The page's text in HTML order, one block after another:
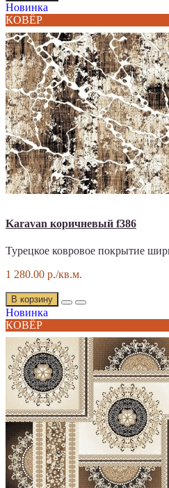
Новинка
КОВЁР
Karavan коричневый f386
Турецкое ковровое покрытие
1 280.00 р./кв.м.
В корзину
Новинка
КОВЁР